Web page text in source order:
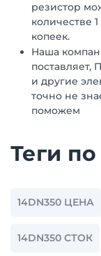
резистор
количестве
копеек.
Наша
поставляет,
и другие
точно не
поможем
Теги
14DN350 ЦЕНА
14DN350 СТОК